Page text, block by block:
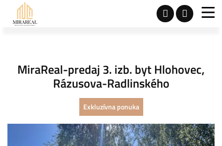
MiraReal-predaj 3. izb. byt Hlohovec,
Rázusova-Radlinského
Exkluzívna ponuka